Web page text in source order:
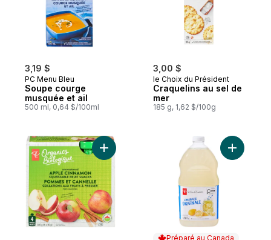
3,19 $
PC Menu Bleu
Soupe courge
musquée et ail
500 ml, 0,64 $/100ml
3,00 $
le Choix du Président
Craquelins au sel de
mer
185 g, 1,62 $/100g
Ajouter Bio Pomme Cannelle Non Sucr au
Préparé au Canada
Ajouter